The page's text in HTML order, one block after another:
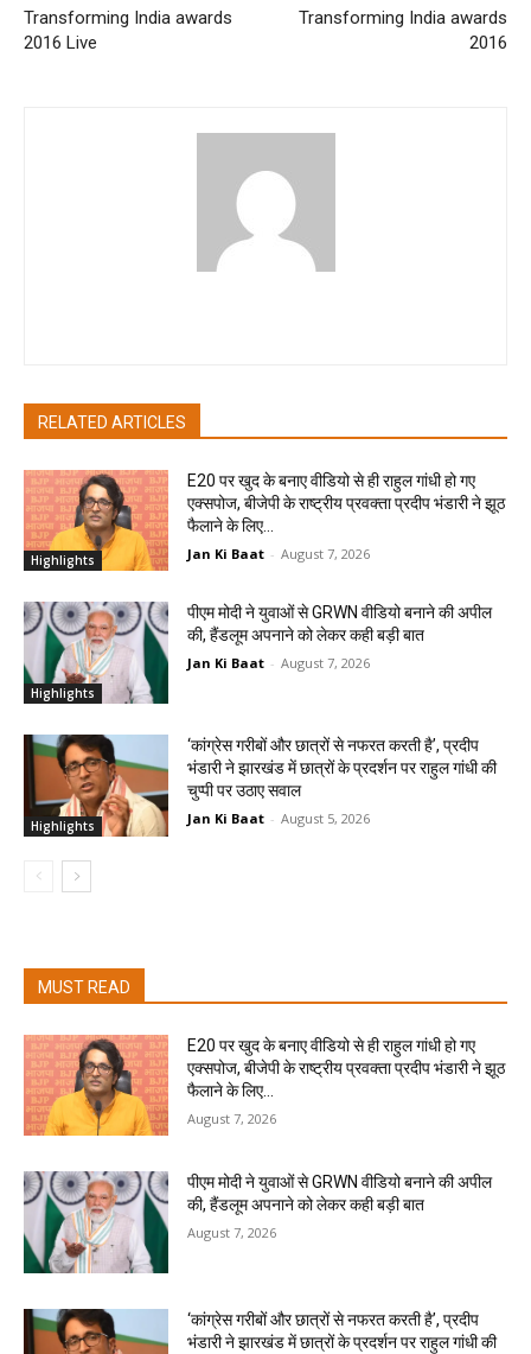
Transforming India awards
2016 Live
Transforming India awards
2016
RELATED ARTICLES
Highlights
E20 पर खुद के बनाए वीडियो से ही राहुल गांधी हो गए
एक्सपोज, बीजेपी के राष्ट्रीय प्रवक्ता प्रदीप भंडारी ने झूठ
फैलाने के लिए...
Jan Ki Baat - August 7, 2026
Highlights
पीएम मोदी ने युवाओं से GRWN वीडियो बनाने की अपील
की, हैंडलूम अपनाने को लेकर कही बड़ी बात
Jan Ki Baat - August 7, 2026
Highlights
‘कांग्रेस गरीबों और छात्रों से नफरत करती है’, प्रदीप
भंडारी ने झारखंड में छात्रों के प्रदर्शन पर राहुल गांधी की
चुप्पी पर उठाए सवाल
Jan Ki Baat - August 5, 2026
MUST READ
E20 पर खुद के बनाए वीडियो से ही राहुल गांधी हो गए
एक्सपोज, बीजेपी के राष्ट्रीय प्रवक्ता प्रदीप भंडारी ने झूठ
फैलाने के लिए...
August 7, 2026
पीएम मोदी ने युवाओं से GRWN वीडियो बनाने की अपील
की, हैंडलूम अपनाने को लेकर कही बड़ी बात
August 7, 2026
‘कांग्रेस गरीबों और छात्रों से नफरत करती है’, प्रदीप
भंडारी ने झारखंड में छात्रों के प्रदर्शन पर राहुल गांधी की